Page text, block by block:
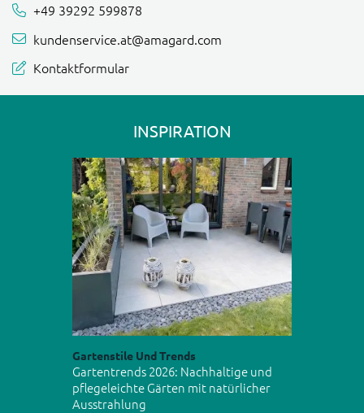
+49 39292 599878
kundenservice.at@amagard.com
Kontaktformular
INSPIRATION
Gartenstile Und Trends
Gartentrends 2026: Nachhaltige und
pflegeleichte Gärten mit natürlicher
Ausstrahlung